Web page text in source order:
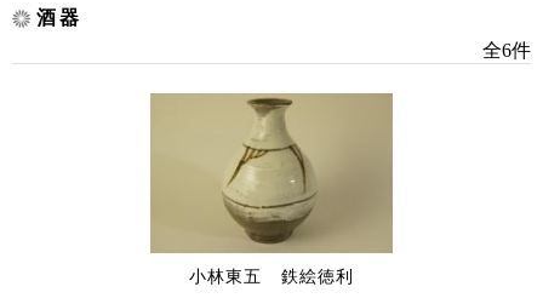
酒器
全6件
小林東五 鉄絵徳利